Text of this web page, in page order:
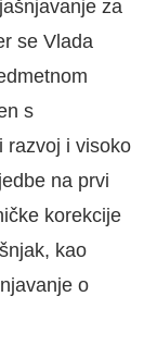
za
se Vlada
s
razvoj i visoko
na prvi
korekcije
kao
o